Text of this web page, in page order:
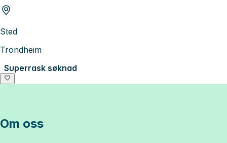
Sted
Trondheim
Superrask søknad
Om oss